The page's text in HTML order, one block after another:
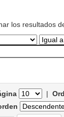
los resultados
|